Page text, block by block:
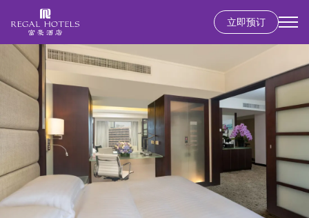
到
内
立即预订
Secondary
menu